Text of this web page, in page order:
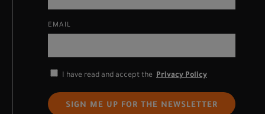
EMAIL
I have read and accept the Privacy Policy
SIGN ME UP FOR THE NEWSLETTER